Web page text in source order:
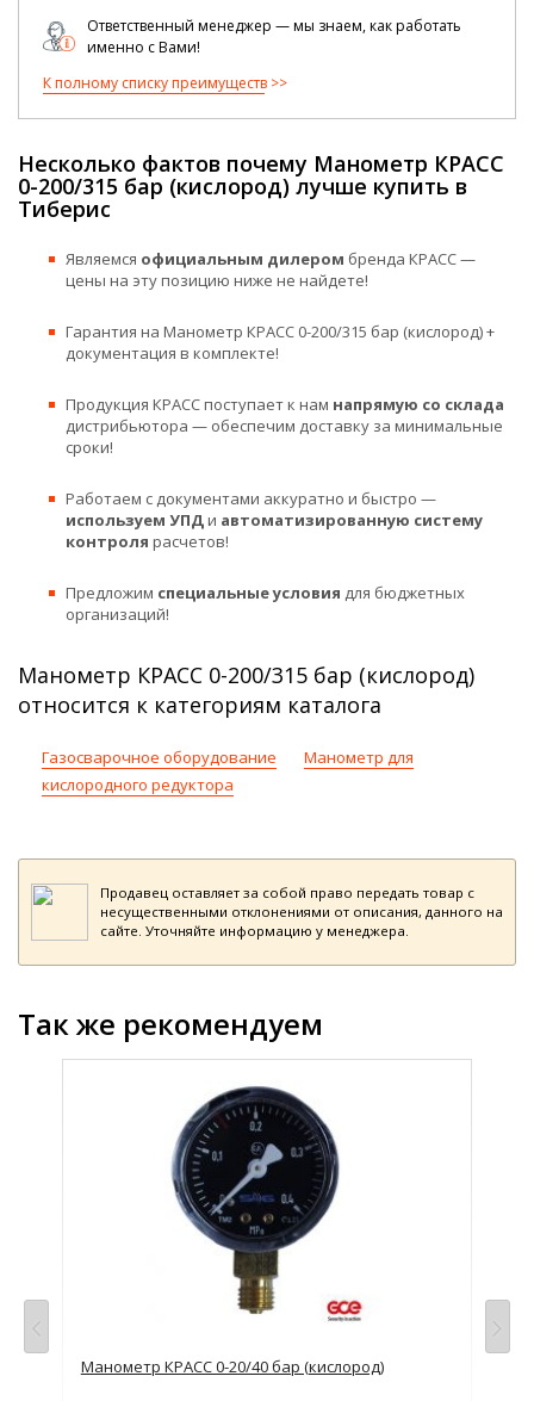
Ответственный менеджер — мы знаем, как работать
именно с Вами!
К полному списку преимуществ
Несколько фактов почему Манометр КРАСС
0-200/315 бар (кислород) лучше купить в
Тиберис
Являемся официальным дилером бренда КРАСС —
цены на эту позицию ниже не найдете!
Гарантия на Манометр КРАСС 0-200/315 бар (кислород) +
документация в комплекте!
Продукция КРАСС поступает к нам напрямую со склада
дистрибьютора — обеспечим доставку за минимальные
сроки!
Работаем с документами аккуратно и быстро —
используем УПДи автоматизированную систему
контроля расчетов!
Предложим специальные условия для бюджетных
организаций!
Манометр КРАСС 0-200/315 бар (кислород)
относится к категориям каталога
Газосварочное оборудование
Манометр для
кислородного редуктора
Продавец оставляет за собой право передать товар с
несущественными отклонениями от описания, данного на
сайте. Уточняйте информацию у менеджера.
Так же рекомендуем
Манометр КРАСС 0-20/40 бар (кислород)